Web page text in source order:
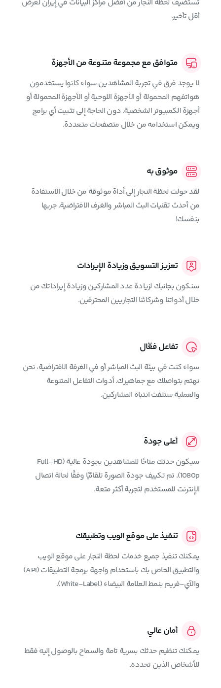
تستضيف لحظة النجار من أفضل مراكز البيانات في إيران لعرض
أقل تأخير.
متوافق مع مجموعة متنوعة من الأجهزة
لا يوجد فرق في تجربة المشاهدين سواء كانوا يستخدمون
هواتفهم المحمولة أو الأجهزة اللوحية أو الأجهزة المحمولة أو
أجهزة الكمبيوتر الشخصية. دون الحاجة إلى تثبيت أي برامج
ويمكن استخدامه من خلال متصفحات متعددة.
موثوق به
لقد حولت لحظة النجار إلى أداة موثوقة من خلال الاستفادة
من أحدث تقنيات البث المباشر والغرف الافتراضية. جربها
بنفسك!
تعزيز التسويق وزيادة الإيرادات
سنكون بجانبك لزيادة عدد المشاركين وزيادة إيراداتك من
خلال أدواتنا وشركائنا التجاريين المحترفين.
تفاعل فعّال
سواء كنت في بيئة البث المباشر أو في الغرفة الافتراضية، نحن
نهتم بتواصلك مع جماهيرك. أدوات التفاعل المتنوعة
والعملية ستلفت انتباه المشاركين.
أعلى جودة
سيكون حدثك متاحًا للمشاهدين بجودة عالية (Full-HD
1080p). تم تكييف جودة الصورة تلقائيًا وفقًا لحالة اتصال
الإنترنت للمستخدم لتجربة أكثر متعة.
تنفيذ على موقع الويب وتطبيقك
يمكنك تنفيذ جميع خدمات لحظة النجار على موقع الويب
والتطبيق الخاص بك باستخدام واجهة برمجة التطبيقات (API)
والآي-فريم بنمط العلامة البيضاء (White-Label).
أمان عالي
يمكنك تنظيم حدثك بسرية تامة والسماح بالوصول إليه فقط
للأشخاص الذين تحدده.